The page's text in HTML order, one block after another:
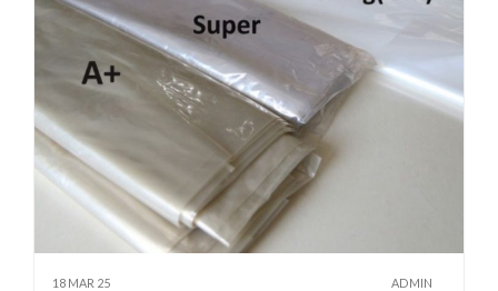
18 MAR 25 ADMIN